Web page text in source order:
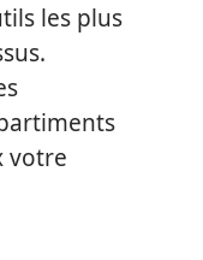
les plus
votre